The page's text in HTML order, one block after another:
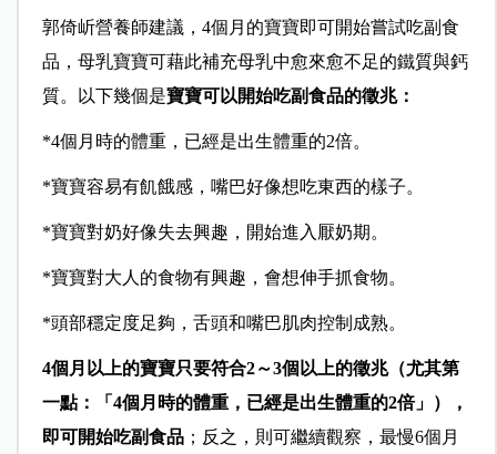
郭倚岓營養師建議，4個月的寶寶即可開始嘗試吃副食
品，母乳寶寶可藉此補充母乳中愈來愈不足的鐵質與鈣
質。以下幾個是寶寶可以開始吃副食品的徵兆：
*4個月時的體重，已經是出生體重的2倍。
*寶寶容易有飢餓感，嘴巴好像想吃東西的樣子。
*寶寶對奶好像失去興趣，開始進入厭奶期。
*寶寶對大人的食物有興趣，會想伸手抓食物。
*頭部穩定度足夠，舌頭和嘴巴肌肉控制成熟。
4個月以上的寶寶只要符合2～3個以上的徵兆（尤其第
一點：「4個月時的體重，已經是出生體重的2倍」），
即可開始吃副食品；反之，則可繼續觀察，最慢6個月